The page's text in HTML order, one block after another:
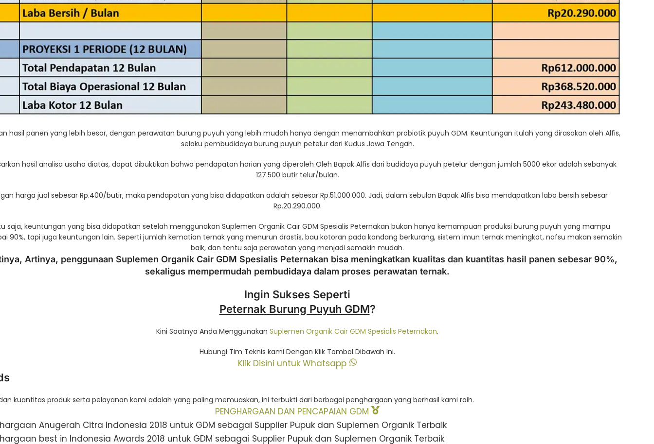
hasil panen yang lebih besar, dengan perawatan burung puyuh yang lebih mudah hanya dengan menambahkan probiotik puyuh GDM. Keuntungan itulah yang dirasakan oleh Alfis,
selaku pembudidaya burung puyuh petelur dari Kudus Jawa Tengah.
hasil analisa usaha diatas, dapat dibuktikan bahwa pendapatan harian yang diperoleh Oleh Bapak Alfis dari budidaya puyuh petelur dengan jumlah 5000 ekor adalah sebanyak
127.500 butir telur/bulan.
harga jual sebesar Rp.400/butir, maka pendapatan yang bisa didapatkan adalah sebesar Rp.51.000.000. Jadi, dalam sebulan Bapak Alfis bisa mendapatkan laba bersih sebesar
Rp.20.290.000.
saja, keuntungan yang bisa didapatkan setelah menggunakan Suplemen Organik Cair GDM Spesialis Peternakan bukan hanya kemampuan produksi burung puyuh yang mampu
90%, tapi juga keuntungan lain. Seperti jumlah kematian ternak yang menurun drastis, bau kotoran pada kandang berkurang, sistem imun ternak meningkat, nafsu makan semakin
baik, dan tentu saja perawatan yang menjadi semakin mudah.
Artinya, penggunaan Suplemen Organik Cair GDM Spesialis Peternakan bisa meningkatkan kualitas dan kuantitas hasil panen sebesar 90%,
sekaligus mempermudah pembudidaya dalam proses perawatan ternak.
Ingin Sukses Seperti
Peternak Burung Puyuh GDM?
Kini Saatnya Anda Menggunakan Suplemen Organik Cair GDM Spesialis Peternakan.
Hubungi Tim Teknis kami Dengan Klik Tombol Dibawah Ini.
Klik Disini untuk Whatsapp
kuantitas produk serta pelayanan kami adalah yang paling memuaskan, ini terbukti dari berbagai penghargaan yang berhasil kami raih.
PENGHARGAAN DAN PENCAPAIAN GDM